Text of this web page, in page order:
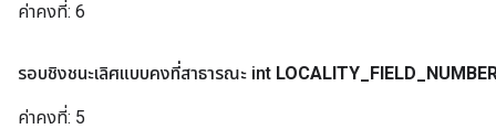
ค่าคงที่: 6
รอบชิงชนะเลิศแบบคงที่สาธารณะ int LOCALITY FIELD
ค่าคงที่: 5